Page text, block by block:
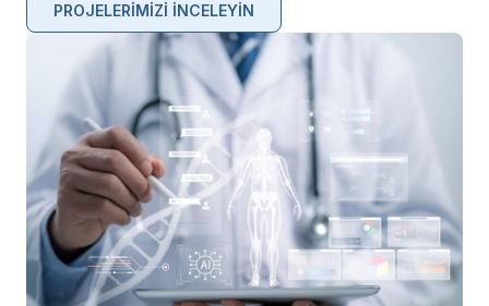
PROJELERIMIZI İNCELEYIN